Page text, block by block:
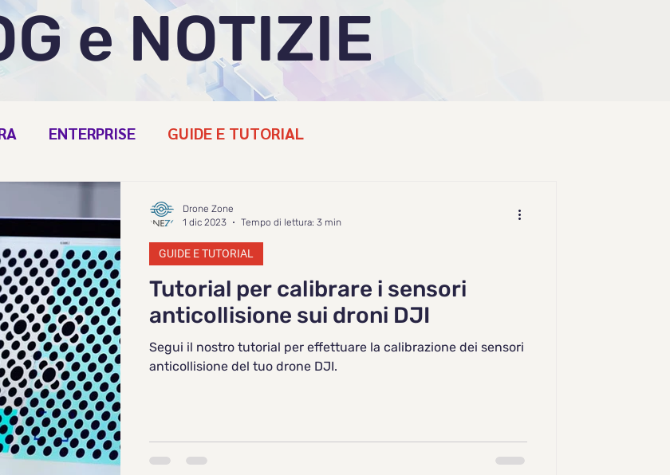
e NOTIZIE
ENTERPRISE GUIDE E TUTORIAL
Tutorial per calibrare i sensori
anticollisione sui droni DJI
Segui il nostro tutorial per effettuare la calibrazione dei sensori
anticollisione del tuo drone DJI.
GUIDE E TUTORIAL
Drone Zone
1 dic 2023
Tempo di lettura: 3 min